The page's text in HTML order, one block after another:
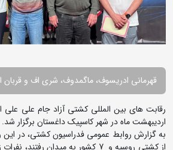
قهرمانی ادریسوف، ماگمدوف، شری اف و قربان
اردیبهشت ماه در شهر کاسپیک داغستان برگزار شد.
به گزارش روابط عمومی فدراسیون کشتی، در
از کشتی روسیه و 7 کشور به میدان